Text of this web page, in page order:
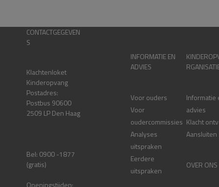
CONTACTGEGEVEN
S
Klachtenloket
Kinderopvang
Postadres:
Postbus 90600
2509 LP Den Haag
Bel: 0900 -1877
(gratis)
Openingstijden:
INFORMATIE EN
ADVIES
Voor ouders
Voor
oudercommissies
Analyses
uitspraken
Eerdere
uitspraken
Informatie
advies
Klacht
Aansluiten
OVER ONS